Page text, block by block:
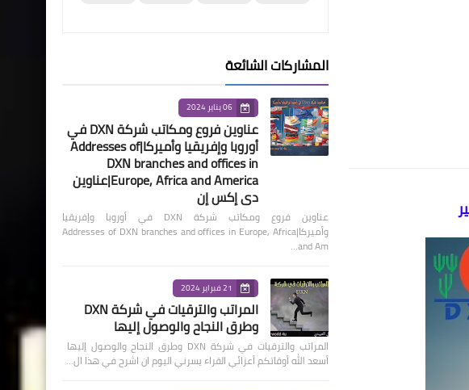
المشاركات الشائعة
06 يناير 2024
عناوين فروع ومكاتب شركة DXN في
أوروبا وإفريقيا وأميركا|Addresses of
DXN branches and offices in
Europe, Africa and America|عناوين
دي إكس إن
عناوين فروع ومكاتب شركة DXN في أوروبا وإفريقيا
وأميركا|Addresses of DXN branches and offices in Europe, Africa
and Am…
21 فبراير 2024
المراتب والترقيات في شركة DXN
وطرق النجاح والوصول إليها
المراتب والترقيات في شركة DXN وطرق النجاح والوصول إليها
أسعد الله أوقاتكم أعزائي القراء يسرني اليوم ان اشرح في هذا ال…